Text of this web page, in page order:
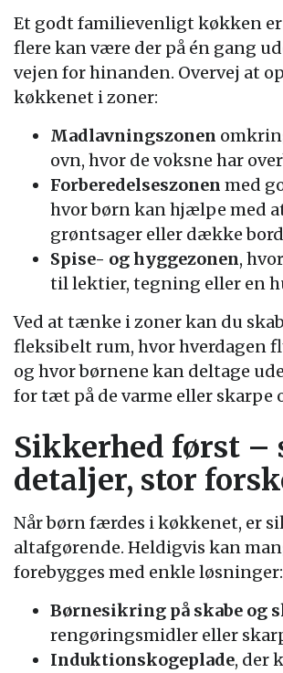
Et godt familievenligt køkken
flere kan være der på én gang
vejen for hinanden. Overvej at
køkkenet i zoner:
Madlavningszonen
ovn, hvor de voksne har
Forberedelseszonen med
hvor børn kan hjælpe med
grøntsager eller dække
Spise- og hyggezonen,
til lektier, tegning eller en
Ved at tænke i zoner kan du
fleksibelt rum, hvor hverdagen
og hvor børnene kan deltage
for tæt på de varme eller skarpe
Sikkerhed først –
detaljer, stor
Når børn færdes i køkkenet, er
altafgørende. Heldigvis kan
forebygges med enkle løsninger:
Børnesikring på skabe og
rengøringsmidler eller
Induktionskogeplade, der